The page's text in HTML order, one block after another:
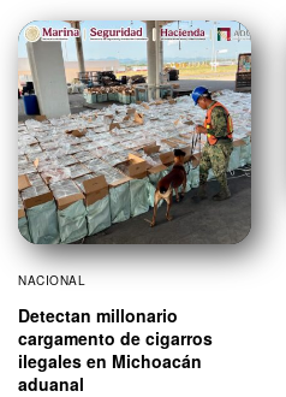
NACIONAL
Detectan millonario
cargamento de cigarros
ilegales en Michoacán
aduanal